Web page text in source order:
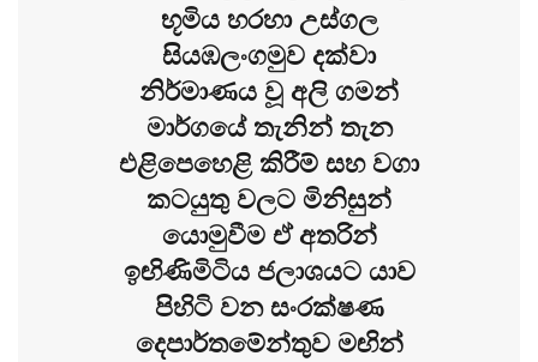
භූමිය හරහා උස්ගල
සියඹලංගමුව දක්වා
නිර්මාණය වූ අලි ගමන්
මාර්ගයේ තැනින් තැන
එළිපෙහෙළි කිරීම් සහ වගා
කටයුතු වලට මිනිසුන්
යොමුවීම ඒ අතරින්
ඉඟිණිමිටිය ජලාශයට යාව
පිහිටි වන සංරක්ෂණ
දෙපාර්තමේන්තුව මඟින්